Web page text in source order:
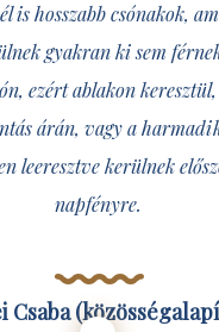
is hosszabb csónakok,
gyakran ki sem
ezért ablakon keresztül,
árán, vagy a
leeresztve kerülnek
napfényre.
Csaba